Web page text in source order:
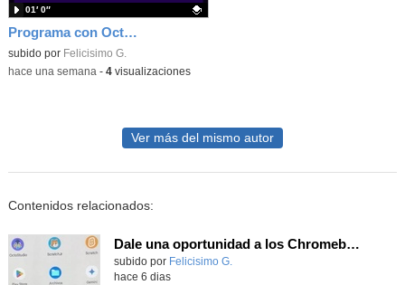
Programa con Octostudio, una animación utilizando la cámara para una foto y audio y texto para comunicar.
Contenido educativo.
subido por Felicisimo G.
01′ 0″
-hace una semana - 4visualizaciones
Ver más del mismo autor
Contenidos relacionados:
Dale una oportunidad a los Chromebooks y utiliza un proyector para realizar talleres si no tienes pantallas táctiles
Contenido educativo.
subido por Felicisimo G.
hace 6 dias